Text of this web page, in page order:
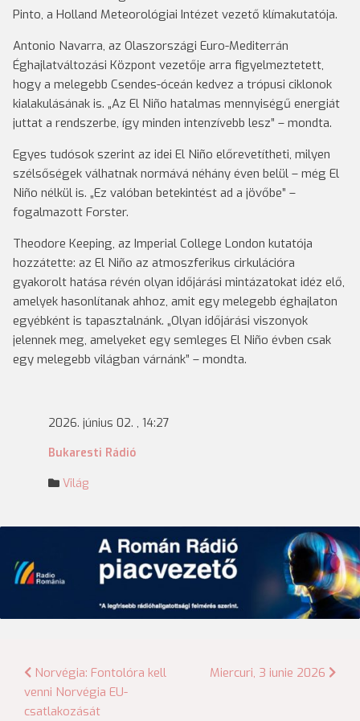
Pinto, a Holland Meteorológiai Intézet vezető klímakutatója.
Antonio Navarra, az Olaszországi Euro-Mediterrán
Éghajlatváltozási Központ vezetője arra figyelmeztetett,
hogy a melegebb Csendes-óceán kedvez a trópusi ciklonok
kialakulásának is. „Az El Niño hatalmas mennyiségű energiát
juttat a rendszerbe, így minden intenzívebb lesz” – mondta.
Egyes tudósok szerint az idei El Niño előrevetítheti, milyen
szélsőségek válhatnak normává néhány éven belül – még El
Niño nélkül is. „Ez valóban betekintést ad a jövőbe” –
fogalmazott Forster.
Theodore Keeping, az Imperial College London kutatója
hozzátette: az El Niño az atmoszferikus cirkulációra
gyakorolt hatása révén olyan időjárási mintázatokat idéz elő,
amelyek hasonlítanak ahhoz, amit egy melegebb éghajlaton
egyébként is tapasztalnánk. „Olyan időjárási viszonyok
jelennek meg, amelyeket egy semleges El Niño évben csak
egy melegebb világban várnánk” – mondta.
2026. június 02. , 14:27
Bukaresti Rádió
Világ
Bejegyzés
navigáció
Norvégia: Fontolóra kell
venni Norvégia EU-
csatlakozását
Miercuri, 3 iunie 2026